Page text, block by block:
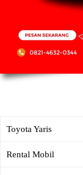
Toyota Yaris
Rental Mobil